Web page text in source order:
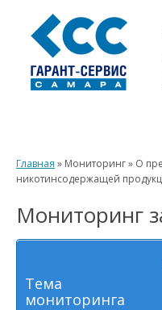
Главная » Мониторинг » О
никотинсодержащей
Мониторинг
Тема
мониторинга